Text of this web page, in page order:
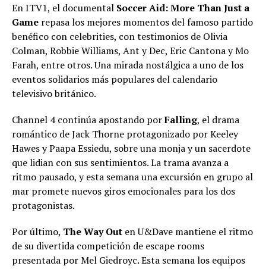
En ITV1, el documental Soccer Aid: More Than Just a
Game repasa los mejores momentos del famoso partido
benéfico con celebrities, con testimonios de Olivia
Colman, Robbie Williams, Ant y Dec, Eric Cantona y Mo
Farah, entre otros. Una mirada nostálgica a uno de los
eventos solidarios más populares del calendario
televisivo británico.
Channel 4 continúa apostando porFalling, el drama
romántico de Jack Thorne protagonizado por Keeley
Hawes y Paapa Essiedu, sobre una monja y un sacerdote
que lidian con sus sentimientos. La trama avanza a
ritmo pausado, y esta semana una excursión en grupo al
mar promete nuevos giros emocionales para los dos
protagonistas.
Por último, The Way Out en U&Dave mantiene el ritmo
de su divertida competición de escape rooms
presentada por Mel Giedroyc. Esta semana los equipos